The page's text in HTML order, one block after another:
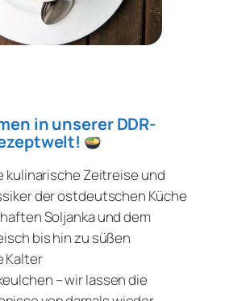
in unserer DDR-
kulinarische Zeitreise und
der ostdeutschen Küche
Soljanka und dem
bis hin zu süßen
Kalter
– wir lassen die